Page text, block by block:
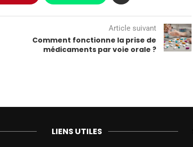
Article suivant
Comment fonctionne la prise de
médicaments par voie orale ?
LIENS UTILES